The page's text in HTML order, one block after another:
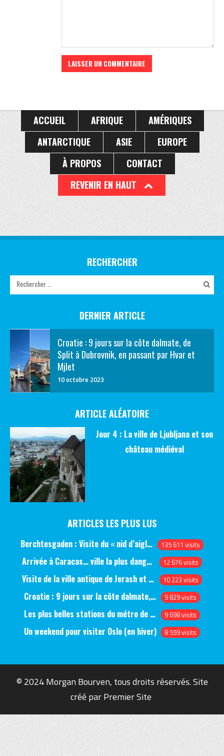
ACCUEIL AFRIQUE
AMÉRIQUES
ANTARCTIQUE
ASIE
EUROPE
À PROPOS
CONTACT
REVENIR EN HAUT
RECHERCHER
DERNIER ARTICLE
Croatie : 9 jours sur la côte dalmate, de
Split à Dubrovnik, en passant par Hvar et
Mjlet
10 octobre 2023
ARTICLE ALÉATOIRE
Jour 4 : La ville de Ljubljana et son
château médiéval
ARTICLES LES PLUS LUS
Berchtesgaden : Visite du « nid d’aigle » et des bunkers d’Hitler 135 611 visits
Arrivée à Caracas… ville la plus dangereuse du monde (jour 1) 12 676 visits
Visite de la ville antique de Jerash et du château d’Ajlun (jour 1) 10 223 visits
Croatie : 9 jours sur la côte dalmate, de Split à Dubrovnik, en passant par Hvar et Mjlet 9 829 visits
Les plus belles stations du métro de Saint-Pétersbourg 9 698 visits
Un weekend pour visiter Oslo (en hiver) 8 559 visits
© 2024 Morgan Bourven, tous droits réservés. Site
créé parPremier Site